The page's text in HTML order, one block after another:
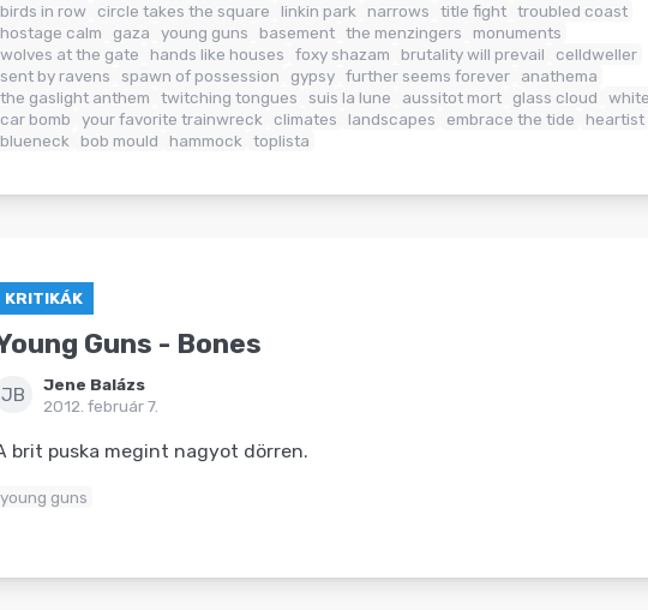
birds in row
circle takes the square linkin park narrows title fight troubled coast
hostage calm
gaza young guns basement the menzingers
monuments
wolves at the gate
hands like houses foxy shazam brutality will prevail
celldweller
sent by ravens
spawn of possession gypsy further seems forever
anathema
the gaslight anthem
twitching tongues suis la lune aussitot mort glass cloud
car bomb
your favorite trainwreck climates landscapes embrace the tide
heartist
blueneck
bob mould hammock toplista
KRITIKÁK
Guns - Bones
JB
Jene Balázs
2012. február 7.
brit puska megint nagyot dörren.
young guns